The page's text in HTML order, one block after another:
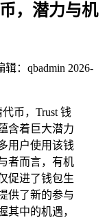
，潜力与机
：qbadmin 2026-
币，Trust 钱
含着巨大潜力
用户使用该钱
者而言，有机
促进了钱包生
供了新的参与
其中的机遇，